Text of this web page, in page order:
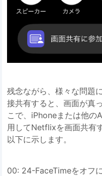
残念ながら、様々な問題
接共有すると、画面が真
こで、iPhoneまたは他の
用してNetflixを画面共有
以下に示します。
00: 24-FaceTimeをオフ